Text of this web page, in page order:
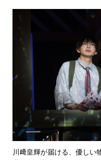
川﨑皇輝が届ける、優し